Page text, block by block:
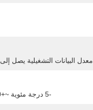
معدل البيانات التشغيلية يصل إلى 622.08Mbps
-5 درجة مئوية ~+70 درجة مئوية